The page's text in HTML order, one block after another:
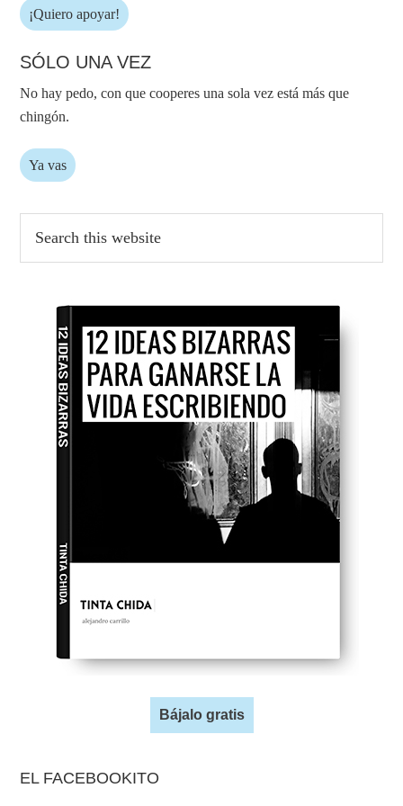
¡Quiero apoyar!
SÓLO UNA VEZ
No hay pedo, con que cooperes una sola vez está más que
chingón.
Ya vas
Bájalo gratis
EL FACEBOOKITO